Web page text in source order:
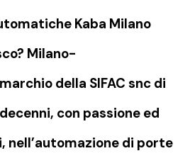
Kaba Milano
Milano-
della SIFAC snc di
con passione ed
nell’automazione di porte